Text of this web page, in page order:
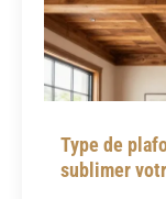
Type de
sublimer